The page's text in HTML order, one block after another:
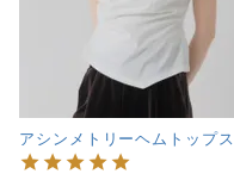
アシンメトリーヘムトップス